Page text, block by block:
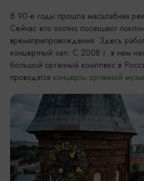
В 90-е годы прошла масштабная
Сейчас его охотно посещают
времяпрепровождения. Здесь
концертный зал. С 2008 г. в нем
большой органный комплекс в
проводятся концерты органной